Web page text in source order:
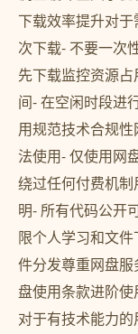
下载效率提升对
次下载- 不要一次
先下载监控资源
间- 在空闲时段进
用规范技术合规
法使用- 仅使用网
绕过任何付费机
明- 所有代码公开
限个人学习和文
件分发尊重网盘
盘使用条款进阶
对于有技术能力